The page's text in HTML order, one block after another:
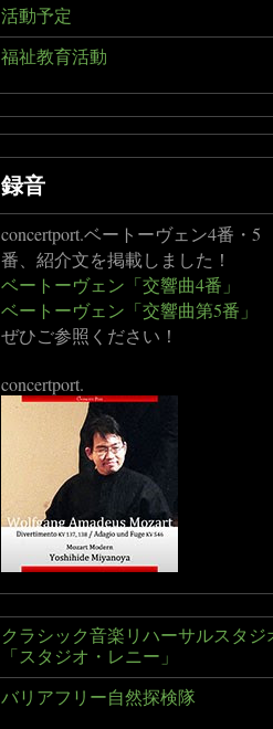
活動予定
福祉教育活動
録音
concertport.ベートーヴェン4番・5
番、紹介文を掲載しました！
ベートーヴェン「交響曲4番」
ベートーヴェン「交響曲第5番」
ぜひご参照ください！
concertport.
クラシック音楽リハーサルスタジ
「スタジオ・レニー」
バリアフリー自然探検隊